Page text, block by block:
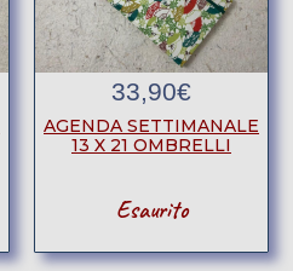
33,90€
AGENDA SETTIMANALE
13 X 21 OMBRELLI
Esaurito